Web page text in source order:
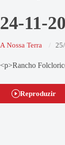
24-11-
A Nossa Terra
<p>Rancho
Reproduzir